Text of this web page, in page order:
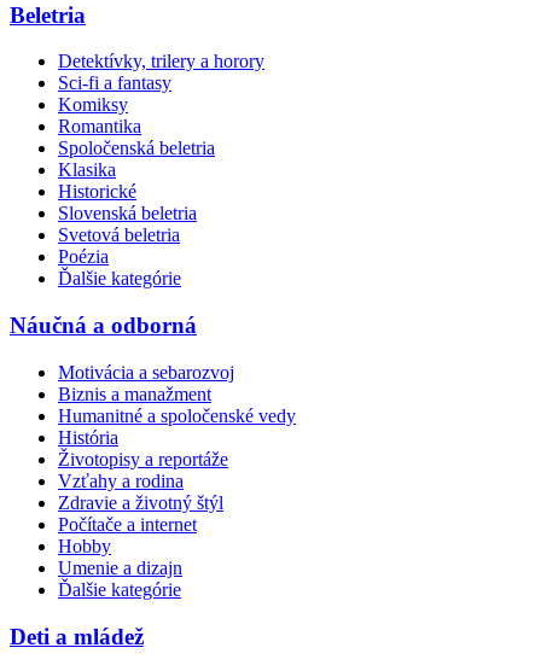
Beletria
Detektívky, trilery a horory
Sci-fi a fantasy
Komiksy
Romantika
Spoločenská beletria
Klasika
Historické
Slovenská beletria
Svetová beletria
Poézia
Ďalšie kategórie
Náučná a odborná
Motivácia a sebarozvoj
Biznis a manažment
Humanitné a spoločenské vedy
História
Životopisy a reportáže
Vzťahy a rodina
Zdravie a životný štýl
Počítače a internet
Hobby
Umenie a dizajn
Ďalšie kategórie
Deti a mládež